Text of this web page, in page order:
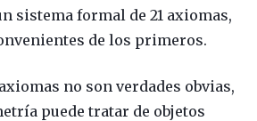
sistema formal de 21 axiomas,
de los primeros.
no son verdades obvias,
puede tratar de objetos